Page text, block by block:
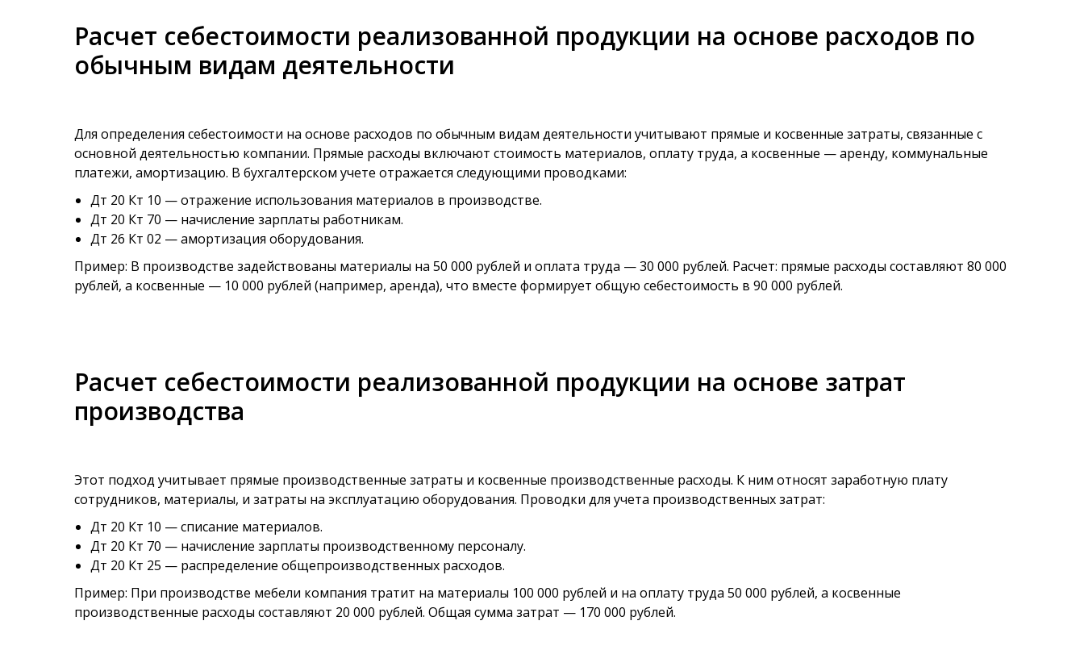
Расчет себестоимости реализованной продукции на основе расходов по
обычным видам деятельности
Для определения себестоимости на основе расходов по обычным видам деятельности учитывают прямые и косвенные затраты, связанные с
основной деятельностью компании. Прямые расходы включают стоимость материалов, оплату труда, а косвенные — аренду, коммунальные
платежи, амортизацию. В бухгалтерском учете отражается следующими проводками:
Дт 20 Кт 10 — отражение использования материалов в производстве.
Дт 20 Кт 70 — начисление зарплаты работникам.
Дт 26 Кт 02 — амортизация оборудования.
Пример: В производстве задействованы материалы на 50 000 рублей и оплата труда — 30 000 рублей. Расчет: прямые расходы составляют 80 000
рублей, а косвенные — 10 000 рублей (например, аренда), что вместе формирует общую себестоимость в 90 000 рублей.
Расчет себестоимости реализованной продукции на основе затрат
производства
Этот подход учитывает прямые производственные затраты и косвенные производственные расходы. К ним относят заработную плату
сотрудников, материалы, и затраты на эксплуатацию оборудования. Проводки для учета производственных затрат:
Дт 20 Кт 10 — списание материалов.
Дт 20 Кт 70 — начисление зарплаты производственному персоналу.
Дт 20 Кт 25 — распределение общепроизводственных расходов.
Пример: При производстве мебели компания тратит на материалы 100 000 рублей и на оплату труда 50 000 рублей, а косвенные
производственные расходы составляют 20 000 рублей. Общая сумма затрат — 170 000 рублей.